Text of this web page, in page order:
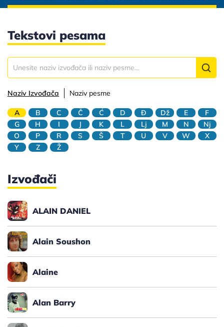
Tekstovi pesama
Naziv Izvođača Naziv pesme
A B C Č Ć D Đ Dž E
F
G
H I J K L Lj M N
Nj
O
P R S Š T U V W
X
Y
Z Ž
Izvođači
ALAIN DANIEL
Alain Soushon
Alaine
Alan Barry